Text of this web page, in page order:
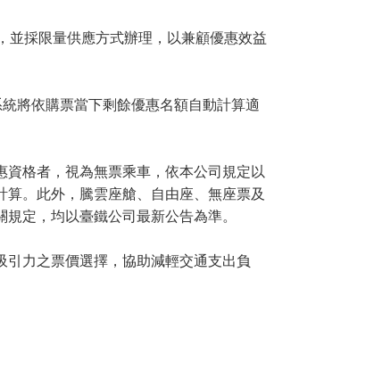
採限量供應方式辦理，以兼顧優惠效益
將依購票當下剩餘優惠名額自動計算適
格者，視為無票乘車，依本公司規定以
。此外，騰雲座艙、自由座、無座票及
定，均以臺鐵公司最新公告為準。
力之票價選擇，協助減輕交通支出負